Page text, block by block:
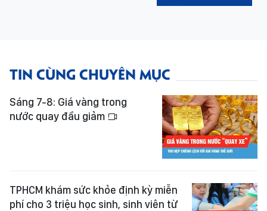
TIN CÙNG CHUYÊN MỤC
Sáng 7-8: Giá vàng trong
nước quay đầu giảm
TPHCM khám sức khỏe định kỳ miễn
phí cho 3 triệu học sinh, sinh viên từ